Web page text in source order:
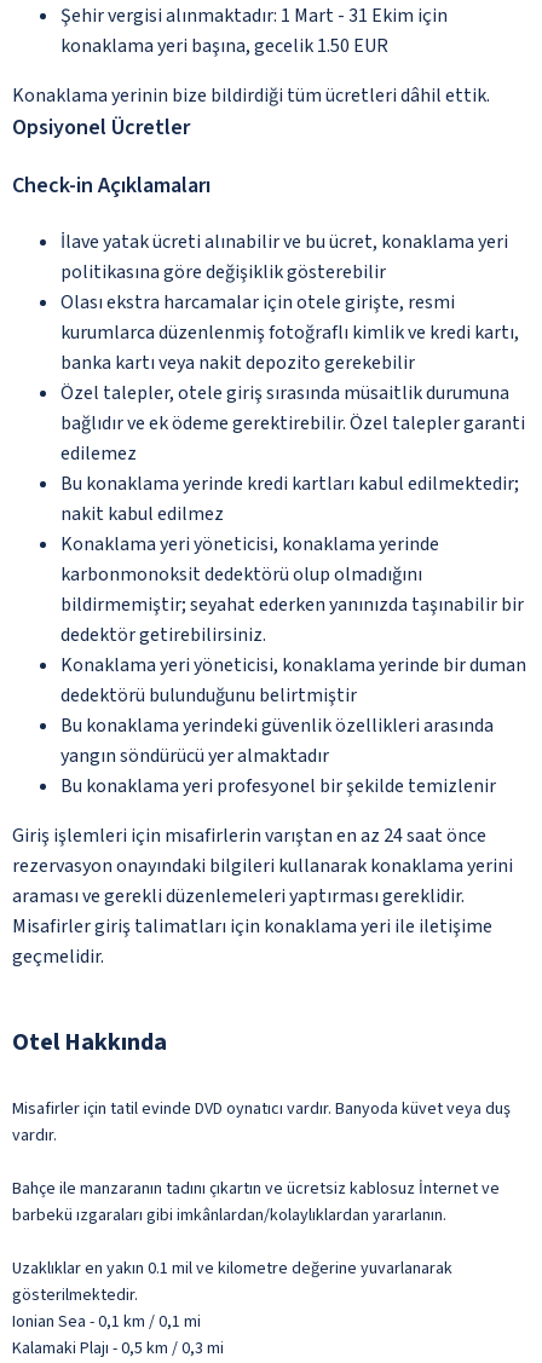
Şehir vergisi alınmaktadır: 1 Mart - 31 Ekim için
konaklama yeri başına, gecelik 1.50 EUR
Konaklama yerinin bize bildirdiği tüm ücretleri dâhil ettik.
Opsiyonel Ücretler
Check-in Açıklamaları
İlave yatak ücreti alınabilir ve bu ücret, konaklama yeri
politikasına göre değişiklik gösterebilir
Olası ekstra harcamalar için otele girişte, resmi
kurumlarca düzenlenmiş fotoğraflı kimlik ve kredi kartı,
banka kartı veya nakit depozito gerekebilir
Özel talepler, otele giriş sırasında müsaitlik durumuna
bağlıdır ve ek ödeme gerektirebilir. Özel talepler garanti
edilemez
Bu konaklama yerinde kredi kartları kabul edilmektedir;
nakit kabul edilmez
Konaklama yeri yöneticisi, konaklama yerinde
karbonmonoksit dedektörü olup olmadığını
bildirmemiştir; seyahat ederken yanınızda taşınabilir bir
dedektör getirebilirsiniz.
Konaklama yeri yöneticisi, konaklama yerinde bir duman
dedektörü bulunduğunu belirtmiştir
Bu konaklama yerindeki güvenlik özellikleri arasında
yangın söndürücü yer almaktadır
Bu konaklama yeri profesyonel bir şekilde temizlenir
Giriş işlemleri için misafirlerin varıştan en az 24 saat önce
rezervasyon onayındaki bilgileri kullanarak konaklama yerini
araması ve gerekli düzenlemeleri yaptırması gereklidir.
Misafirler giriş talimatları için konaklama yeri ile iletişime
geçmelidir.
Otel Hakkında
Misafirler için tatil evinde DVD oynatıcı vardır. Banyoda küvet veya duş
vardır.
Bahçe ile manzaranın tadını çıkartın ve ücretsiz kablosuz İnternet ve
barbekü ızgaraları gibi imkânlardan/kolaylıklardan yararlanın.
Uzaklıklar en yakın 0.1 mil ve kilometre değerine yuvarlanarak
gösterilmektedir.
Ionian Sea - 0,1 km / 0,1 mi
Kalamaki Plajı - 0,5 km / 0,3 mi